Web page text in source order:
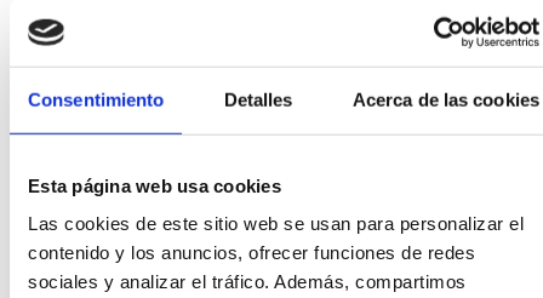
Consentimiento Detalles Acerca de las cookies
Esta página web usa cookies
Las cookies de este sitio web se usan para personalizar el
contenido y los anuncios, ofrecer funciones de redes
sociales y analizar el tráfico. Además, compartimos
Añadir al carrito
Añadir a la lista de
Vista rápida
Firmas Joyería, Joyas,
Pendientes